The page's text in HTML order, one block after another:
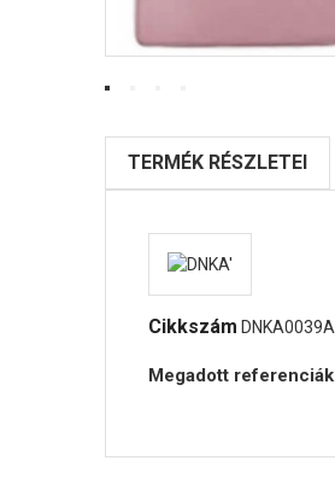
TERMÉK RÉSZLETEI
Cikkszám DNKA0039A
Megadott referenciák